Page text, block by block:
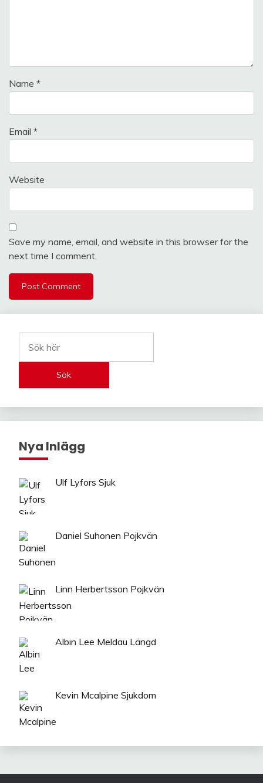
Name *
Email *
Website
Save my name, email, and website in this browser for the
next time I comment.
Sök
Nya Inlägg
Ulf Lyfors Sjuk
Daniel Suhonen Pojkvän
Linn Herbertsson Pojkvän
Albin Lee Meldau Längd
Kevin Mcalpine Sjukdom